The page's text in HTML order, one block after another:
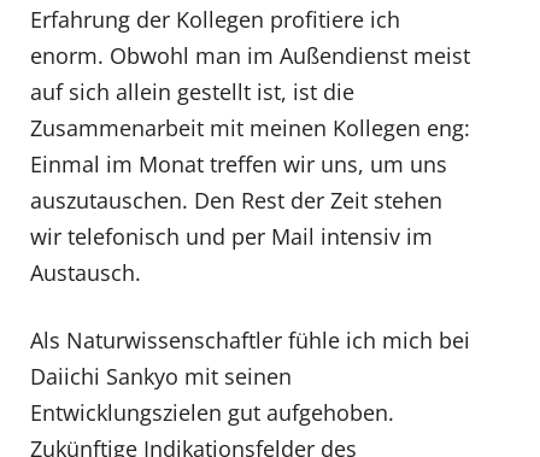
Erfahrung der Kollegen profitiere ich
enorm. Obwohl man im Außendienst meist
auf sich allein gestellt ist, ist die
Zusammenarbeit mit meinen Kollegen eng:
Einmal im Monat treffen wir uns, um uns
auszutauschen. Den Rest der Zeit stehen
wir telefonisch und per Mail intensiv im
Austausch.
Als Naturwissenschaftler fühle ich mich bei
Daiichi Sankyo mit seinen
Entwicklungszielen gut aufgehoben.
Zukünftige Indikationsfelder des